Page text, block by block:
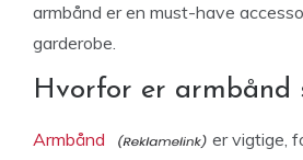
armbånd er en must-have
garderobe.
Hvorfor er armbånd
Armbånd
er vigtige,